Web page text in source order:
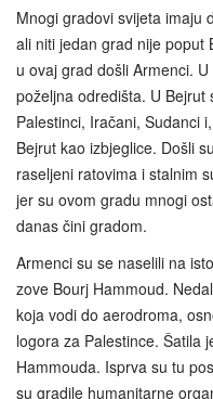
Mnogi gradovi svijeta imaju
ali niti jedan grad nije poput
u ovaj grad došli Armenci.
poželjna odredišta. U Bejrut
Palestinci, Iračani, Sudanci
Bejrut kao izbjeglice. Došli
raseljeni ratovima i stalnim
jer su ovom gradu mnogi
danas čini gradom.
Armenci su se naselili na
zove Bourj Hammoud.
koja vodi do aerodroma,
logora za Palestince. Šatila
Hammouda. Isprva su tu
su gradile humanitarne